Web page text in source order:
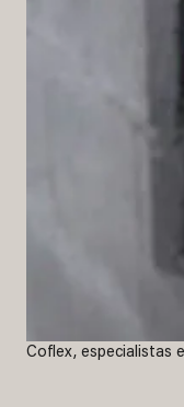
Coflex, especialistas